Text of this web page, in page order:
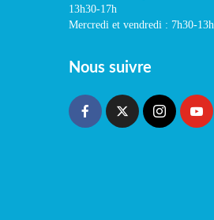
13h30-17h
Mercredi et vendredi : 7h30-13h
Nous suivre